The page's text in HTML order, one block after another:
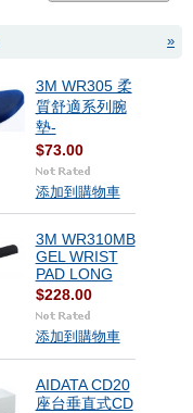
»
3M WR305 柔
質舒適系列腕
墊-
$73.00
添加到購物車
3M WR310MB
GEL WRIST
PAD LONG
$228.00
添加到購物車
AIDATA CD20
座台垂直式CD